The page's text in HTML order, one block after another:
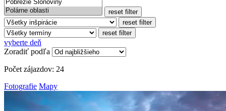
reset filter
reset filter
reset filter
vyberte deň
Zoradiť podľa
Počet zájazdov: 24
Fotografie Mapy